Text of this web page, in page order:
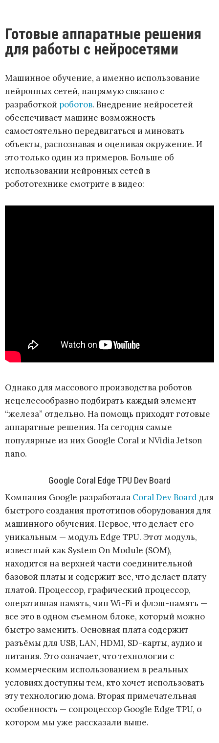
Готовые аппаратные решения
для работы с нейросетями
Машинное обучение, а именно использование
нейронных сетей, напрямую связано с
разработкой роботов. Внедрение нейросетей
обеспечивает машине возможность
самостоятельно передвигаться и миновать
объекты, распознавая и оценивая окружение. И
это только один из примеров. Больше об
использовании нейронных сетей в
робототехнике смотрите в видео:
Однако для массового производства роботов
нецелесообразно подбирать каждый элемент
“железа” отдельно. На помощь приходят готовые
аппаратные решения. На сегодня самые
популярные из них Google Сoral и NVidia Jetson
nano.
Google Coral Edge TPU Dev Board
Компания Google разработала Coral Dev Boardдля
быстрого создания прототипов оборудования для
машинного обучения. Первое, что делает его
уникальным — модуль Edge TPU. Этот модуль,
известный как System On Module (SOM),
находится на верхней части соединительной
базовой платы и содержит все, что делает плату
платой. Процессор, графический процессор,
оперативная память, чип Wi-Fi и флэш-память —
все это в одном съемном блоке, который можно
быстро заменить. Основная плата содержит
разъёмы для USB, LAN, HDMI, SD-карты, аудио и
питания. Это означает, что технологии с
коммерческим использованием в реальных
условиях доступны тем, кто хочет использовать
эту технологию дома. Вторая примечательная
особенность — сопроцессор Google Edge TPU, о
котором мы уже рассказали выше.